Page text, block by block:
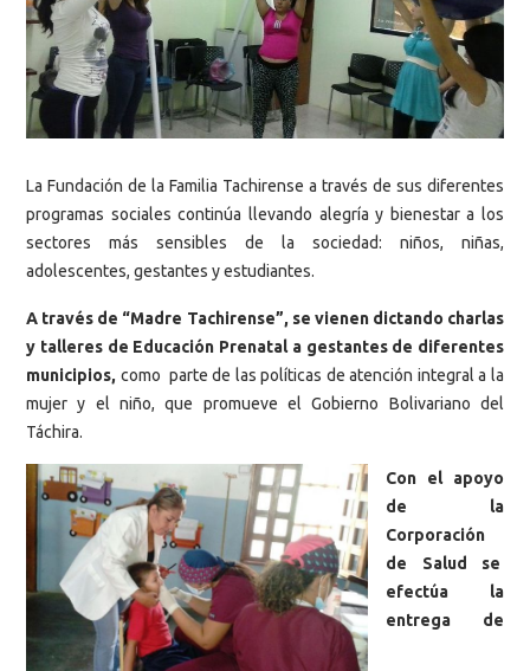
La Fundación de la Familia Tachirense a través de sus diferentes
programas sociales continúa llevando alegría y bienestar a los
sectores más sensibles de la sociedad: niños, niñas,
adolescentes, gestantes y estudiantes.
A través de “Madre Tachirense”, se vienen dictando charlas
y talleres de Educación Prenatal a gestantes de diferentes
municipios, como parte de las políticas de atención integral a la
mujer y el niño, que promueve el Gobierno Bolivariano del
Táchira.
Con el apoyo
de la
Corporación
de Salud se
efectúa la
entrega de